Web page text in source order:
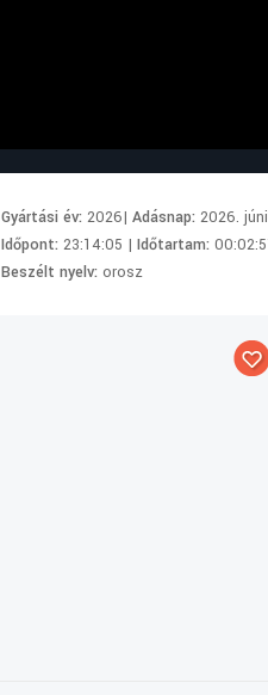
Gyártási év:2026|Adásnap:2026.
Időpont:23:14:05 |Időtartam:
Beszélt nyelv:orosz